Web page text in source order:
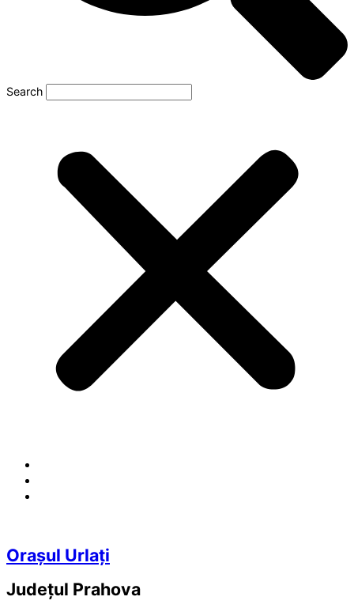
Search
Orașul Urlați
Județul Prahova